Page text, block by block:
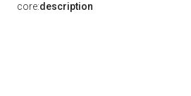
core:description